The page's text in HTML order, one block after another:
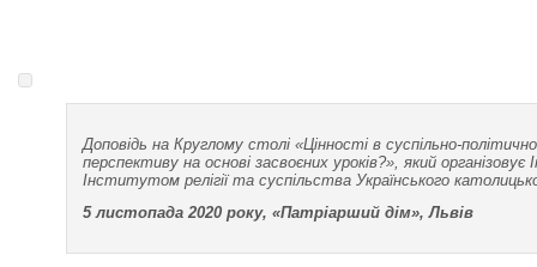
Доповідь на Круглому столі «Цінності в суспільно-
перспективу на основі засвоєних уроків?», який
Інститутом релігії та суспільства Українського
5 листопада 2020 року, «Патріарший дім», Львів